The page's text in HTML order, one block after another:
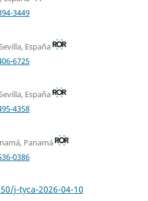
3449
España
6725
España
4358
Panamá
0386
j-tyca-2026-04-10